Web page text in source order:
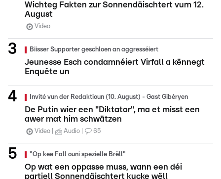
Wichteg Fakten zur Sonnendäischtert vum 12.
August
Video
Biisser Supporter geschloen an aggresséiert
Jeunesse Esch condamnéiert Virfall a kënnegt
Enquête un
Invité vun der Redaktioun (10. August) - Gast Gibéryen
De Putin wier een "Diktator", ma et misst een
awer mat him schwätzen
Video Audio 65
"Op kee Fall ouni spezielle Brëll"
Op wat een oppasse muss, wann een déi
partiell Sonnendäischtert kucke wëll